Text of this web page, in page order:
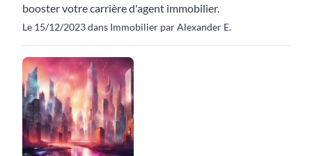
booster votre carrière d'agent immobilier.
Le 15/12/2023 dans Immobilier par Alexander E.